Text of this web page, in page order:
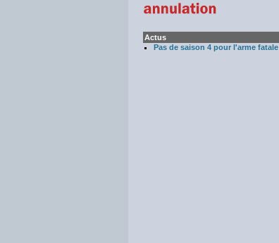
Actus
Pas de saison 4 pour l'arme fatale